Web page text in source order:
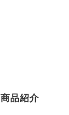
商品紹介